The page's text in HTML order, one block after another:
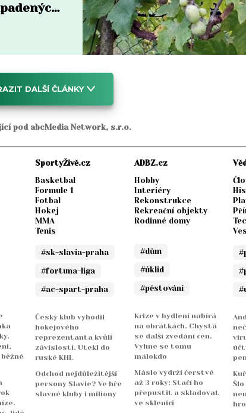
DALŠÍ ČLÁNKY
pod abcMedia Network, s.r.o.
SportyŽivě.cz
Basketbal
Formule 1
Fotbal
Hokej
MMA
Tenis
#sk-slavia-praha
#fortuna-liga
#ac-spart-praha
Český klub vyhodil
hokejového
reprezentanta kvůli
závislosti. Utekl do
ruské KHL
Odchod nejdůležitější
persony Slavie? Ve hře
slavné kluby i miliony
ADBZ.cz
Hobby
Interiéry
Rekonstrukce
Rekreační objekty
Rodinné domy
#dům
#úklid
#pěstování
Krize v bydlení nabírá
na obrátkách. Chystá
se další zvedání cen.
Vyhne se tomu
málokdo
Máslo vydrží čerstvé
až 3 roky: Stačí ho
přepustit a skladovat
ve sklenici